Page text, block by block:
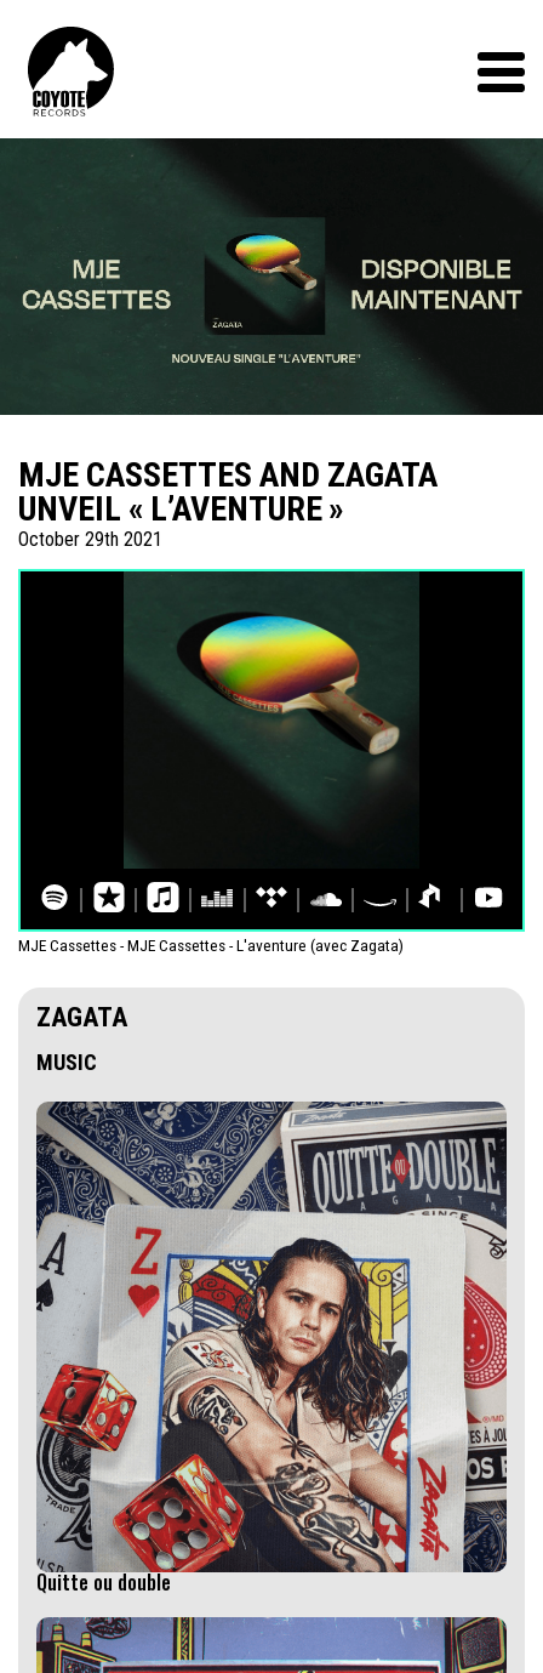
Records
Menu
MJE CASSETTES AND ZAGATA
UNVEIL « L’AVENTURE »
October 29th 2021
MJE Cassettes - MJE Cassettes - L'aventure (avec Zagata)
ZAGATA
MUSIC
Quitte ou double